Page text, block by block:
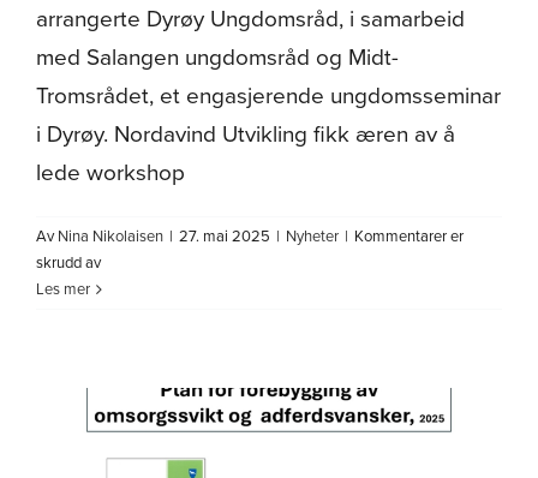
arrangerte Dyrøy Ungdomsråd, i samarbeid
med Salangen ungdomsråd og Midt-
Tromsrådet, et engasjerende ungdomsseminar
i Dyrøy. Nordavind Utvikling fikk æren av å
lede workshop
AvNina Nikolaisen | 27. mai 2025 | Nyheter | Kommentarer er
skrudd avfor
Ungdom
Les mer